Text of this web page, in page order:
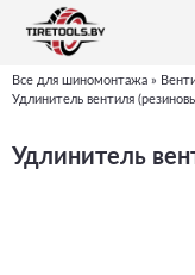
Вы
Все для шиномонтажа »
Удлинитель вентиля
Удлинитель